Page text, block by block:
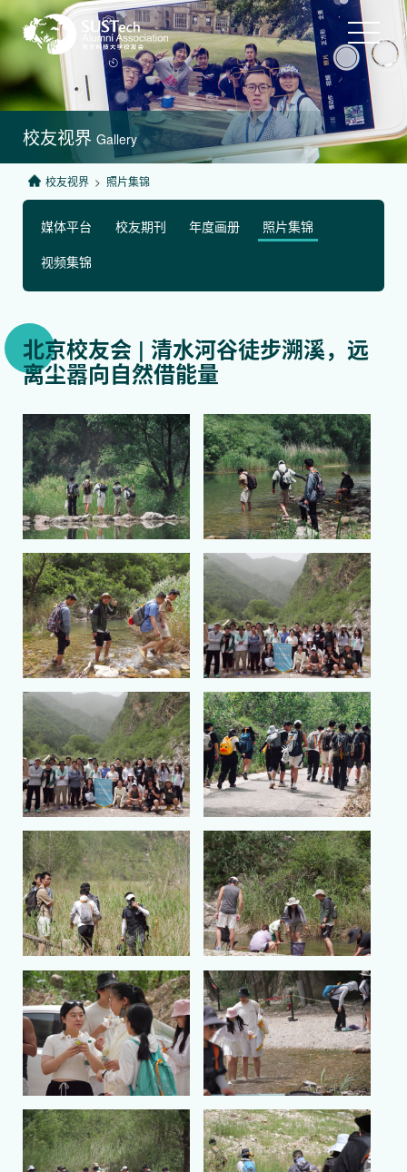
校友视界 Gallery
校友视界> 照片集锦
媒体平台 校友期刊 年度画册
照片集锦
视频集锦
北京校友会 | 清水河谷徒步溯溪，远
离尘嚣向自然借能量